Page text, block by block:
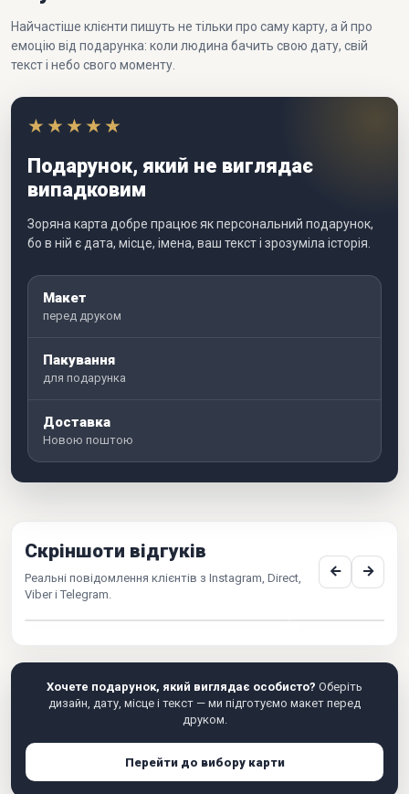
Найчастіше клієнти пишуть не тільки про саму карту, а й про
емоцію від подарунка: коли людина бачить свою дату, свій
текст і небо свого моменту.
★★★★★
Подарунок, який не виглядає
випадковим
Зоряна карта добре працює як персональний подарунок,
бо в ній є дата, місце, імена, ваш текст і зрозуміла історія.
Макет
перед друком
Пакування
для подарунка
Доставка
Новою поштою
Скріншоти відгуків
Реальні повідомлення клієнтів з Instagram, Direct,
Viber і Telegram.
Хочете подарунок, який виглядає особисто? Оберіть
дизайн, дату, місце і текст — ми підготуємо макет перед
друком.
Перейти до вибору карти